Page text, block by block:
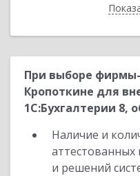
При выборе
Кропоткине для
1С:Бухгалтерии 8,
Наличие и
аттестованных
и решений